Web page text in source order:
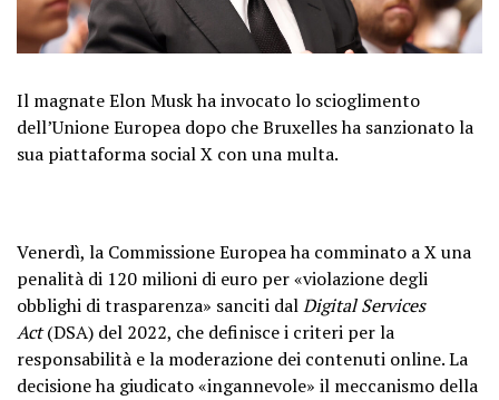
Il magnate Elon Musk ha invocato lo scioglimento
dell’Unione Europea dopo che Bruxelles ha sanzionato la
sua piattaforma social X con una multa.
Venerdì, la Commissione Europea ha comminato a X una
penalità di 120 milioni di euro per «violazione degli
obblighi di trasparenza» sanciti dalDigital Services
Act(DSA) del 2022, che definisce i criteri per la
responsabilità e la moderazione dei contenuti online. La
decisione ha giudicato «ingannevole» il meccanismo della